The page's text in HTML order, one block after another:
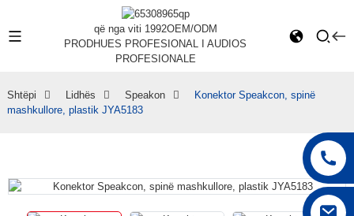
që nga viti 1992OEM/ODM
PRODHUES PROFESIONAL I AUDIOS
PROFESIONALE
Shtëpi Lidhës Speakon
Konektor Speakcon, spinë
mashkullore, plastik JYA5183